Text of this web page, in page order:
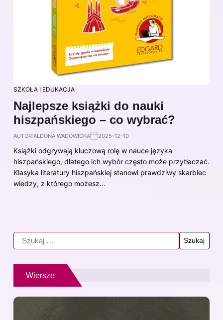
SZKOŁA I EDUKACJA
Najlepsze książki do nauki
hiszpańskiego – co wybrać?
AUTOR:ALDONA WADOWICKA 2025-12-10
Książki odgrywają kluczową rolę w nauce języka
hiszpańskiego, dlatego ich wybór często może przytłaczać.
Klasyka literatury hiszpańskiej stanowi prawdziwy skarbiec
wiedzy, z którego możesz…
Wiersze